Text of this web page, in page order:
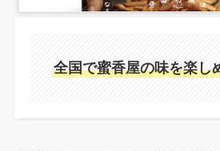
全国で蜜香屋の味を楽し